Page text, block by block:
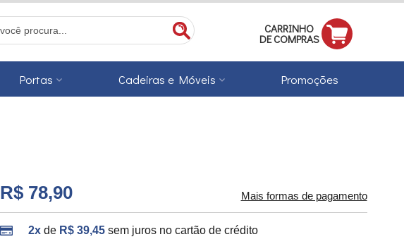
CARRINHO
DE COMPRAS
Portas Cadeiras e Móveis Promoções
R$ 78,90 Mais formas de pagamento
2x de R$ 39,45 sem juros no cartão de crédito